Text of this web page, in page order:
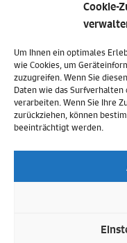
Cookie-
Um Ihnen ein optimales
wie Cookies, um
zuzugreifen. Wenn Sie
Daten wie das
verarbeiten. Wenn Sie Ihre
zurückziehen, können
beeinträchtigt werden.